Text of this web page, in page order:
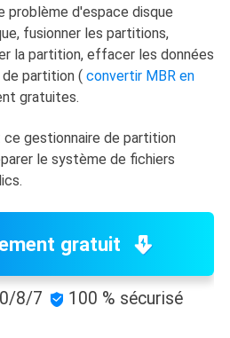
problème d'espace disque
fusionner les partitions,
la partition, effacer les données
partition ( convertir MBR en
gratuites.
gestionnaire de partition
le système de fichiers
gratuit
8/7  100 % sécurisé